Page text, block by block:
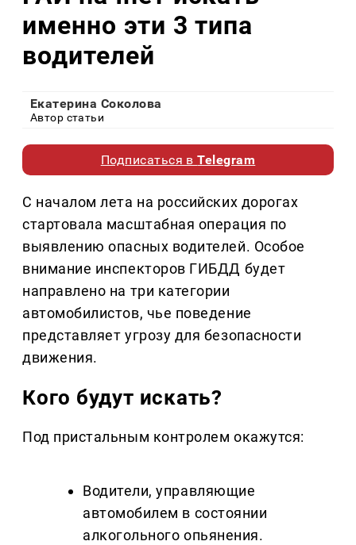
именно эти 3 типа
водителей
Екатерина Соколова
Автор статьи
Подписаться вTelegram
С началом лета на российских дорогах
стартовала масштабная операция по
выявлению опасных водителей. Особое
внимание инспекторов ГИБДД будет
направлено на три категории
автомобилистов, чье поведение
представляет угрозу для безопасности
движения.
Кого будут искать?
Под пристальным контролем окажутся:
Водители, управляющие
автомобилем в состоянии
алкогольного опьянения.